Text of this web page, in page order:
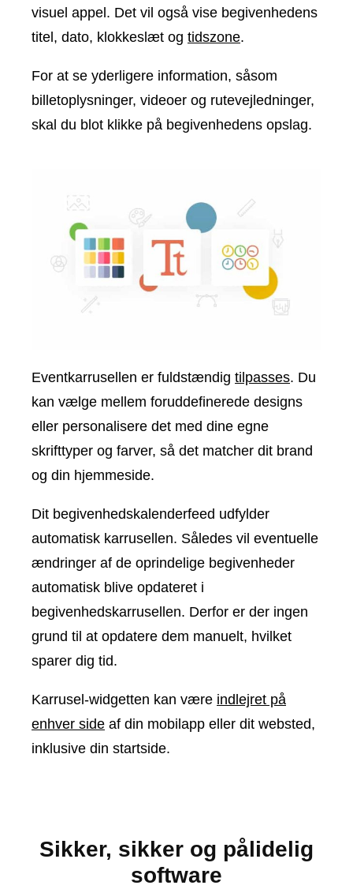
visuel appel. Det vil også vise begivenhedens
titel, dato, klokkeslæt og tidszone.
For at se yderligere information, såsom
billetoplysninger, videoer og rutevejledninger,
skal du blot klikke på begivenhedens opslag.
Eventkarrusellen er fuldstændig tilpasses. Du
kan vælge mellem foruddefinerede designs
eller personalisere det med dine egne
skrifttyper og farver, så det matcher dit brand
og din hjemmeside.
Dit begivenhedskalenderfeed udfylder
automatisk karrusellen. Således vil eventuelle
ændringer af de oprindelige begivenheder
automatisk blive opdateret i
begivenhedskarrusellen. Derfor er der ingen
grund til at opdatere dem manuelt, hvilket
sparer dig tid.
Karrusel-widgetten kan være indlejret på
enhver side af din mobilapp eller dit websted,
inklusive din startside.
Sikker, sikker og pålidelig
software